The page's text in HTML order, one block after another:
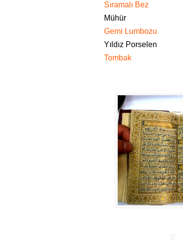
Sıramalı Bez
Mühür
Gemi Lumbozu
Yıldız Porselen
Tombak